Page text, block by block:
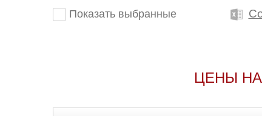
Показать выбранные
ЦЕНЫ НА